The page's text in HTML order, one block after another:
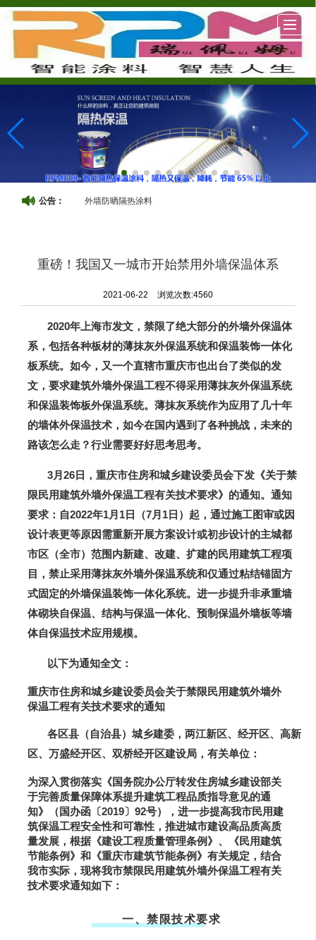
很遗憾，因您的浏览器版本过低导致无法获得最佳浏览体验，推荐下载安装谷歌浏览器！
中文 English 公司简介 产品展示
淘宝 联系我们
公告： 外墙防晒隔热涂料
重磅！我国又一城市开始禁用外墙保温体系
2021-06-22 浏览次数:4560
2020年上海市发文，禁限了绝大部分的外墙外保温体
系，包括各种板材的薄抹灰外保温系统和保温装饰一体化
板系统。如今，又一个直辖市重庆市也出台了类似的发
文，要求建筑外墙外保温工程不得采用薄抹灰外保温系统
和保温装饰板外保温系统。薄抹灰系统作为应用了几十年
的墙体外保温技术，如今在国内遇到了各种挑战，未来的
路该怎么走？行业需要好好思考思考。
3月26日，重庆市住房和城乡建设委员会下发《关于禁
限民用建筑外墙外保温工程有关技术要求》的通知。通知
要求：自2022年1月1日（7月1日）起，通过施工图审或因
设计表更等原因需重新开展方案设计或初步设计的主城都
市区（全市）范围内新建、改建、扩建的民用建筑工程项
目，禁止采用薄抹灰外墙外保温系统和仅通过粘结锚固方
式固定的外墙保温装饰一体化系统。进一步提升非承重墙
体砌块自保温、结构与保温一体化、预制保温外墙板等墙
体自保温技术应用规模。
以下为通知全文：
重庆市住房和城乡建设委员会关于禁限民用建筑外墙外
保温工程有关技术要求的通知
各区县（自治县）城乡建委，两江新区、经开区、高新
区、万盛经开区、双桥经开区建设局，有关单位：
为深入贯彻落实《国务院办公厅转发住房城乡建设部关
于完善质量保障体系提升建筑工程品质指导意见的通
知》（国办函〔2019〕92号），进一步提高我市民用建
筑保温工程安全性和可靠性，推进城市建设高品质高质
量发展，根据《建设工程质量管理条例》、《民用建筑
节能条例》和《重庆市建筑节能条例》有关规定，结合
我市实际，现将我市禁限民用建筑外墙外保温工程有关
技术要求通知如下：
一、禁限技术要求